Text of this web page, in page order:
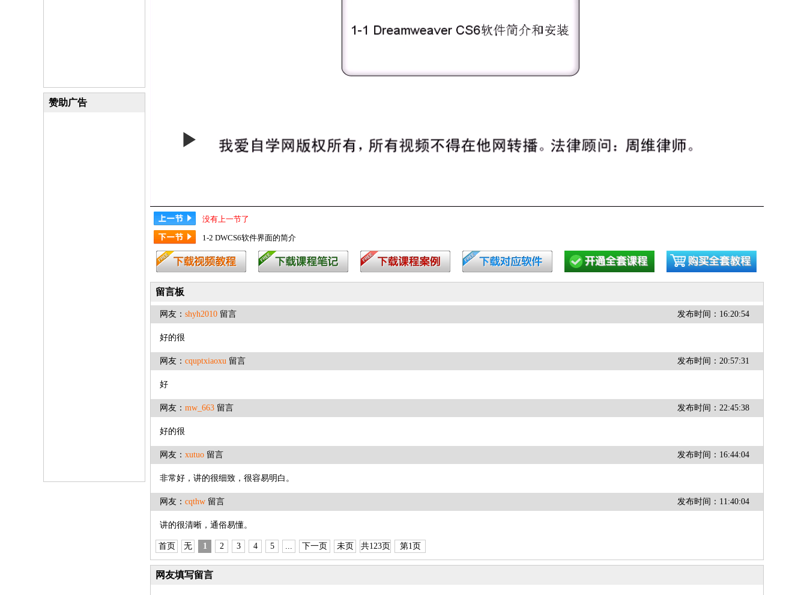
赞助广告
没有上一节了
1-2 DWCS6软件界面的简介
留言板
网友： shyh2010 留言 发布时间：16:20:54
好的很
网友： cquptxiaoxu 留言 发布时间：20:57:31
好
网友： mw_663 留言 发布时间：22:45:38
好的很
网友： xutuo 留言 发布时间：16:44:04
非常好，讲的很细致，很容易明白。
网友： cqthw 留言 发布时间：11:40:04
讲的很清晰，通俗易懂。
首页 无 1 2 3 4 5 ... 下一页 未页 共123页 第1页
网友填写留言